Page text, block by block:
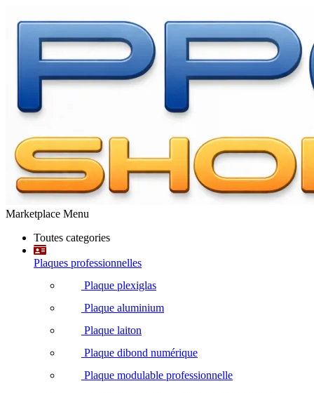
Marketplace Menu
Toutes categories
Plaques professionnelles
Plaque plexiglas
Plaque aluminium
Plaque laiton
Plaque dibond numérique
Plaque modulable professionnelle